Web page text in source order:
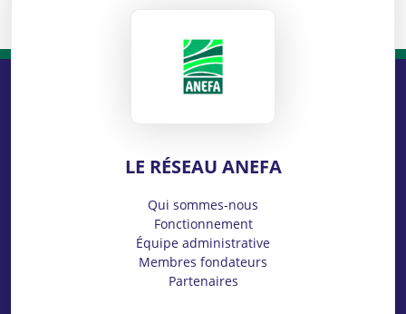
LE RÉSEAU ANEFA
Qui sommes-nous
Fonctionnement
Équipe administrative
Membres fondateurs
Partenaires